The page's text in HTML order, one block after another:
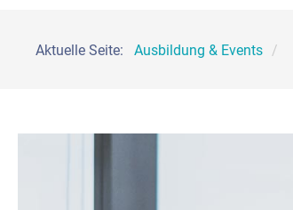
Aktuelle Seite: Ausbildung & Events